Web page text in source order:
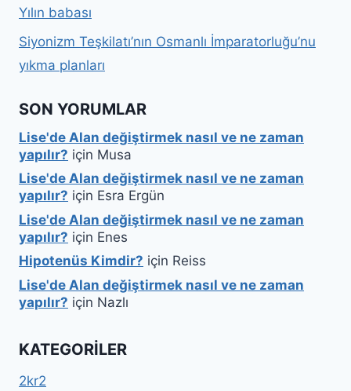
Yılın babası
Siyonizm Teşkilatı’nın Osmanlı İmparatorluğu’nu
yıkma planları
SON YORUMLAR
Lise'de Alan değiştirmek nasıl ve ne zaman
yapılır? için Musa
Lise'de Alan değiştirmek nasıl ve ne zaman
yapılır? için Esra Ergün
Lise'de Alan değiştirmek nasıl ve ne zaman
yapılır? için Enes
Hipotenüs Kimdir? için Reiss
Lise'de Alan değiştirmek nasıl ve ne zaman
yapılır? için Nazlı
KATEGORILER
2kr2